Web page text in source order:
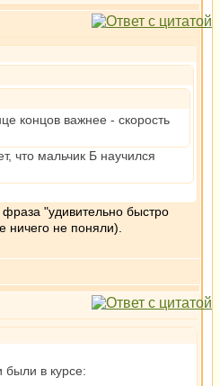
концов важнее - скорость
что мальчик Б научился
"удивительно быстро
ничего не поняли).
были в курсе: